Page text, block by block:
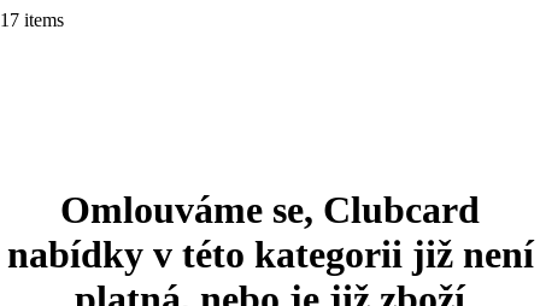
17 items
Omlouváme se, Clubcard
nabídky v této kategorii již není